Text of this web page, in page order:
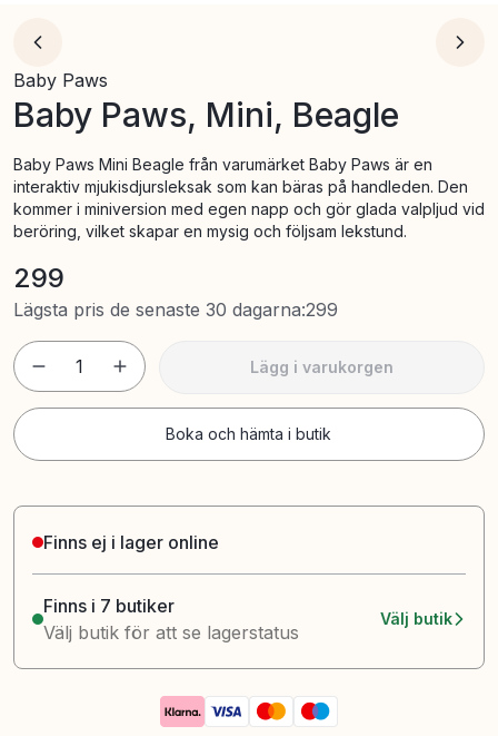
Baby Paws
Baby Paws, Mini, Beagle
Baby Paws Mini Beagle från varumärket Baby Paws är en
interaktiv mjukisdjursleksak som kan bäras på handleden. Den
kommer i miniversion med egen napp och gör glada valpljud vid
beröring, vilket skapar en mysig och följsam lekstund.
299
Lägsta pris de senaste 30 dagarna:299
1 Lägg i varukorgen
Boka och hämta i butik
Finns ej i lager online
Finns i 7 butiker
Välj butik för att se lagerstatus
Välj butik